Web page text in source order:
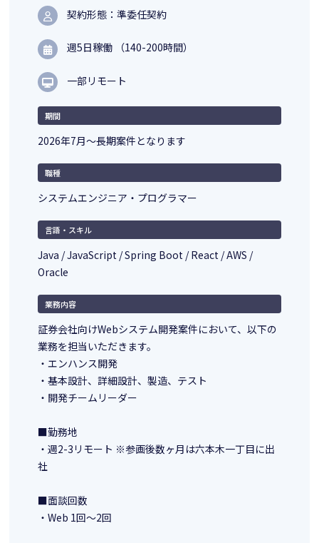
契約形態：準委任契約
週5日稼働 （140-200時間）
一部リモート
期間
2026年7月～長期案件となります
職種
システムエンジニア・プログラマー
言語・スキル
Java / JavaScript / Spring Boot / React / AWS /
Oracle
業務内容
証券会社向けWebシステム開発案件において、以下の
業務を担当いただきます。
・エンハンス開発
・基本設計、詳細設計、製造、テスト
・開発チームリーダー
■勤務地
・週2-3リモート ※参画後数ヶ月は六本木一丁目に出
社
■面談回数
・Web 1回～2回